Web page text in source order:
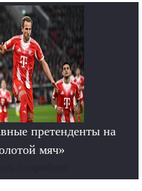
претенденты на
мяч»